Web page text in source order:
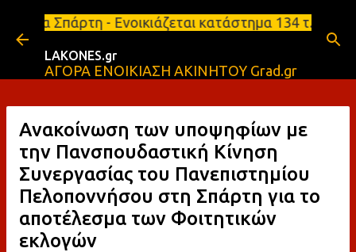
Μετάβαση στο κύριο περιεχόμενο
Ενοικιάζεται κατάστημα 134 τ.μ, με
LAKONES.gr
ΑΓΟΡΑ ΕΝΟΙΚΙΑΣΗ ΑΚΙΝΗΤΟΥ Grad.gr
Ανακοίνωση των υποψηφίων με
την Πανσπουδαστική Κίνηση
Συνεργασίας του Πανεπιστημίου
Πελοποννήσου στη Σπάρτη για το
αποτέλεσμα των Φοιτητικών
εκλογών